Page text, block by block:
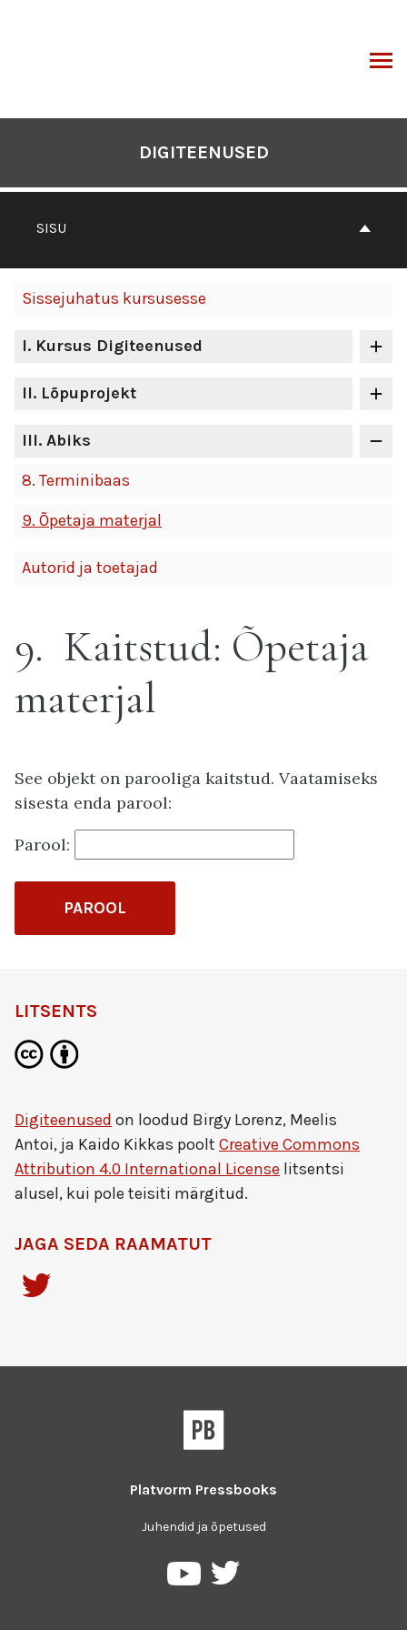
SISU
Sissejuhatus kursusesse
I. Kursus Digiteenused
II. Lõpuprojekt
III. Abiks
8. Terminibaas
9. Õpetaja materjal
Autorid ja toetajad
DIGITEENUSED
9 Kaitstud: Õpetaja
materjal
See objekt on parooliga kaitstud. Vaatamiseks
sisesta enda parool:
Parool:
LITSENTS
Digiteenused on loodud Birgy Lorenz, Meelis
Antoi, ja Kaido Kikkas poolt Creative Commons
Attribution 4.0 International License litsentsi
alusel, kui pole teisiti märgitud.
JAGA SEDA RAAMATUT
Platvorm Pressbooks
Juhendid ja õpetused
PressbooksPressbooks